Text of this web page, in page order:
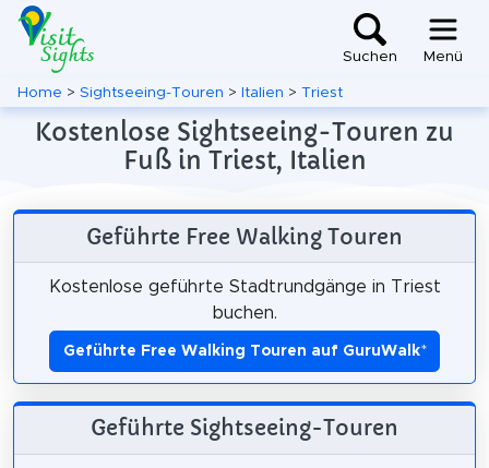
Suchen Menü
Home > Sightseeing-Touren > Italien > Triest
Kostenlose Sightseeing-Touren zu
Fuß in Triest, Italien
Geführte Free Walking Touren
Kostenlose geführte Stadtrundgänge in Triest
buchen.
Geführte Free Walking Touren auf GuruWalk*
Geführte Sightseeing-Touren